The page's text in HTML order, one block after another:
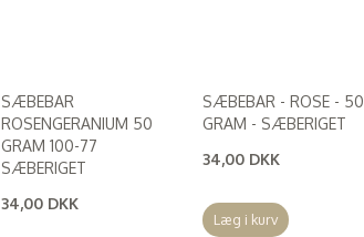
SÆBEBAR
ROSENGERANIUM 50
GRAM 100-77
SÆBERIGET
34,00 DKK
SÆBEBAR - ROSE - 50
GRAM - SÆBERIGET
34,00 DKK
Læg i kurv